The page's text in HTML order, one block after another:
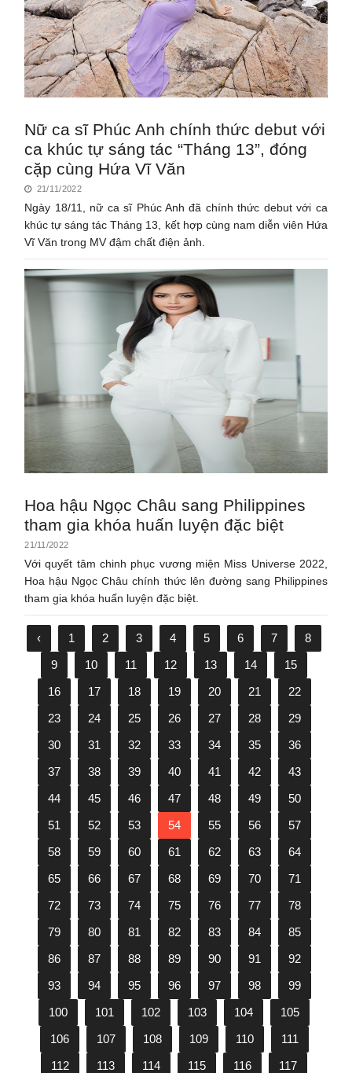
Nữ ca sĩ Phúc Anh chính thức debut với
ca khúc tự sáng tác “Tháng 13”, đóng
cặp cùng Hứa Vĩ Văn
21/11/2022
Ngày 18/11, nữ ca sĩ Phúc Anh đã chính thức debut với ca
khúc tự sáng tác Tháng 13, kết hợp cùng nam diễn viên Hứa
Vĩ Văn trong MV đậm chất điện ảnh.
Hoa hậu Ngọc Châu sang Philippines
tham gia khóa huấn luyện đặc biệt
21/11/2022
Với quyết tâm chinh phục vương miện Miss Universe 2022,
Hoa hậu Ngọc Châu chính thức lên đường sang Philippines
tham gia khóa huấn luyện đặc biệt.
‹ 1 2 3 4 5 6 7
8
9
10 11 12 13 14
15
16
17 18 19 20 21
22
23
24 25 26 27 28
29
30
31 32 33 34 35
36
37
38 39 40 41 42
43
44
45 46 47 48 49
50
51
52 53 54 55 56
57
58
59 60 61 62 63
64
65
66 67 68 69 70
71
72
73 74 75 76 77
78
79
80 81 82 83 84
85
86
87 88 89 90 91
92
93
94 95 96 97 98
99
100
101 102 103 104
105
106
107 108 109 110
111
112
113 114 115 116
117